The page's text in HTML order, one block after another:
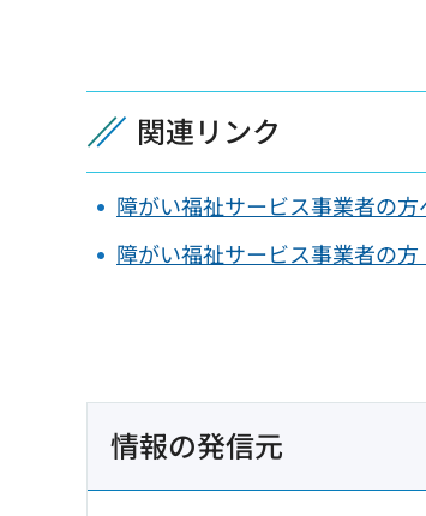
関連リンク
障がい福祉サービス事業者の方
障がい福祉サービス事業者の方
情報の発信元